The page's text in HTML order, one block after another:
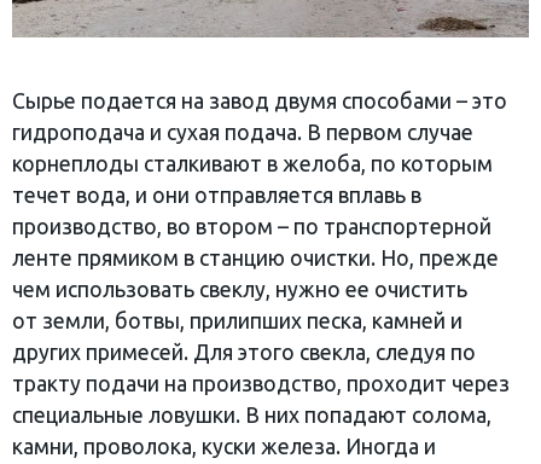
Сырье подается на завод двумя способами – это
гидроподача и сухая подача. В первом случае
корнеплоды сталкивают в желоба, по которым
течет вода, и они отправляется вплавь в
производство, во втором – по транспортерной
ленте прямиком в станцию очистки. Но, прежде
чем использовать свеклу, нужно ее очистить
от земли, ботвы, прилипших песка, камней и
других примесей. Для этого свекла, следуя по
тракту подачи на производство, проходит через
специальные ловушки. В них попадают солома,
камни, проволока, куски железа. Иногда и